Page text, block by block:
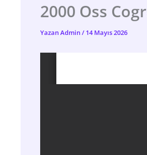
2000 Oss
YazanAdmin/ 14 Mayıs 2026